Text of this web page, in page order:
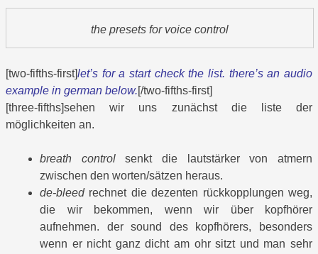
the presets for voice control
[two-fifths-first]let’s for a start check the list. there’s an audio
example in german below.[/two-fifths-first]
[three-fifths]sehen wir uns zunächst die liste der
möglichkeiten an.
breath controlsenkt die lautstärker von atmern
zwischen den worten/sätzen heraus.
de-bleedrechnet die dezenten rückkopplungen weg,
die wir bekommen, wenn wir über kopfhörer
aufnehmen. der sound des kopfhörers, besonders
wenn er nicht ganz dicht am ohr sitzt und man sehr